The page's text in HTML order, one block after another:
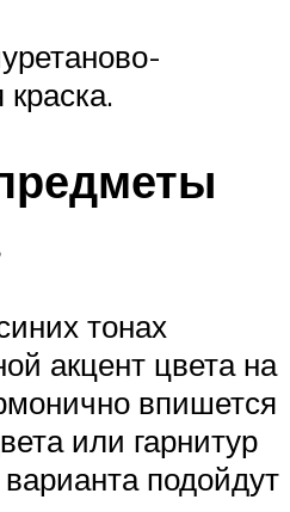
тонах
акцент цвета на
впишется
или гарнитур
подойдут